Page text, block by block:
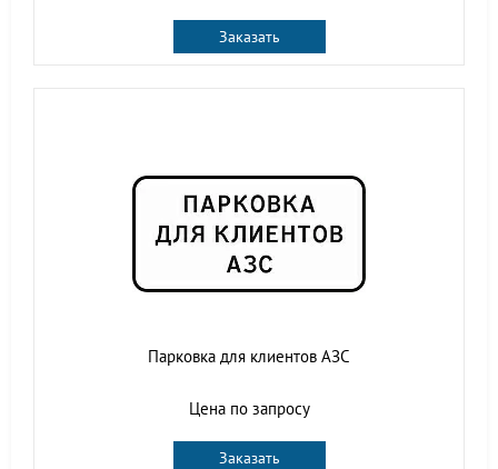
Заказать
Парковка для клиентов АЗС
Цена по запросу
Заказать